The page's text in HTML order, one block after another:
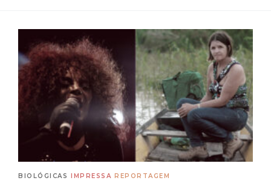
BIOLÓGICAS IMPRESSA REPORTAGEM